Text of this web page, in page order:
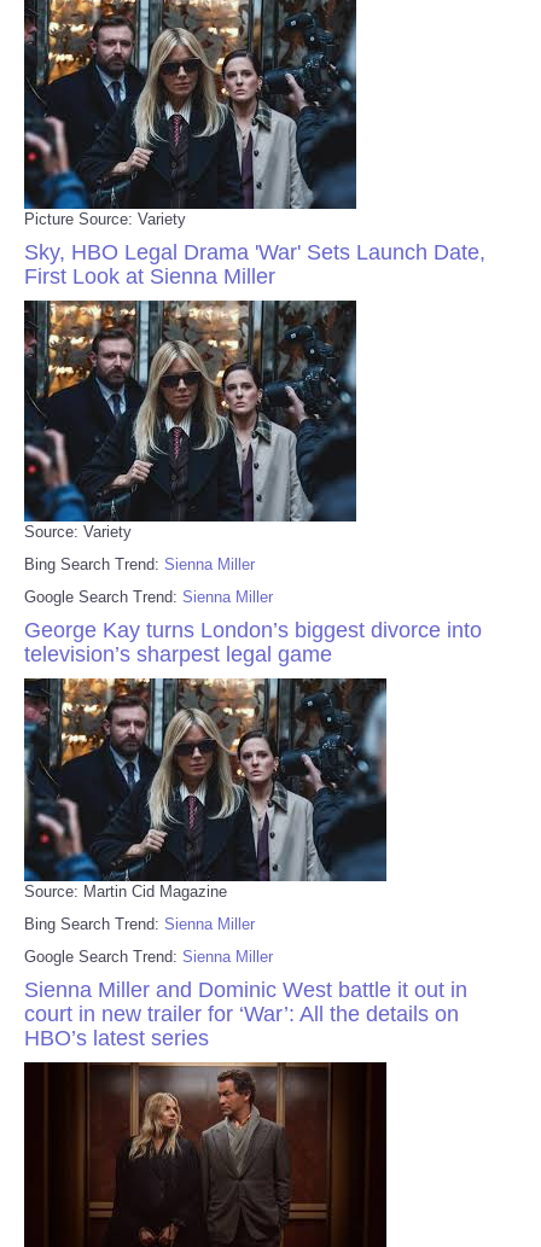
Picture Source: Variety
Sky, HBO Legal Drama 'War' Sets Launch Date,
First Look at Sienna Miller
Source: Variety
Bing Search Trend: Sienna Miller
Google Search Trend: Sienna Miller
George Kay turns London’s biggest divorce into
television’s sharpest legal game
Source: Martin Cid Magazine
Bing Search Trend: Sienna Miller
Google Search Trend: Sienna Miller
Sienna Miller and Dominic West battle it out in
court in new trailer for ‘War’: All the details on
HBO’s latest series